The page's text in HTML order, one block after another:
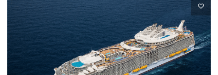
Großzügige Aqua-Theater-Suite mit
großem Balkon und zwei Schlafzimmern-
[A1]